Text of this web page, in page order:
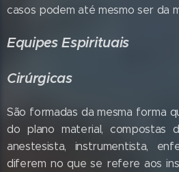
casos podem até mesmo ser da
Equipes Espirituais
Cirúrgicas
São formadas da mesma forma
do plano material, compostas
anestesista, instrumentista,
diferem no que se refere aos